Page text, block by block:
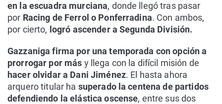
en la escuadra murciana, donde llegó tras pasar
por Racing de Ferrol o Ponferradina. Con ambos,
por cierto, logró ascender a Segunda División.
Gazzaniga firma por una temporada con opción a
prorrogar por más y llega con la difícil misión de
hacer olvidar a Dani Jiménez. El hasta ahora
arquero titular ha superado la centena de partidos
defendiendo la elástica oscense, entre sus dos